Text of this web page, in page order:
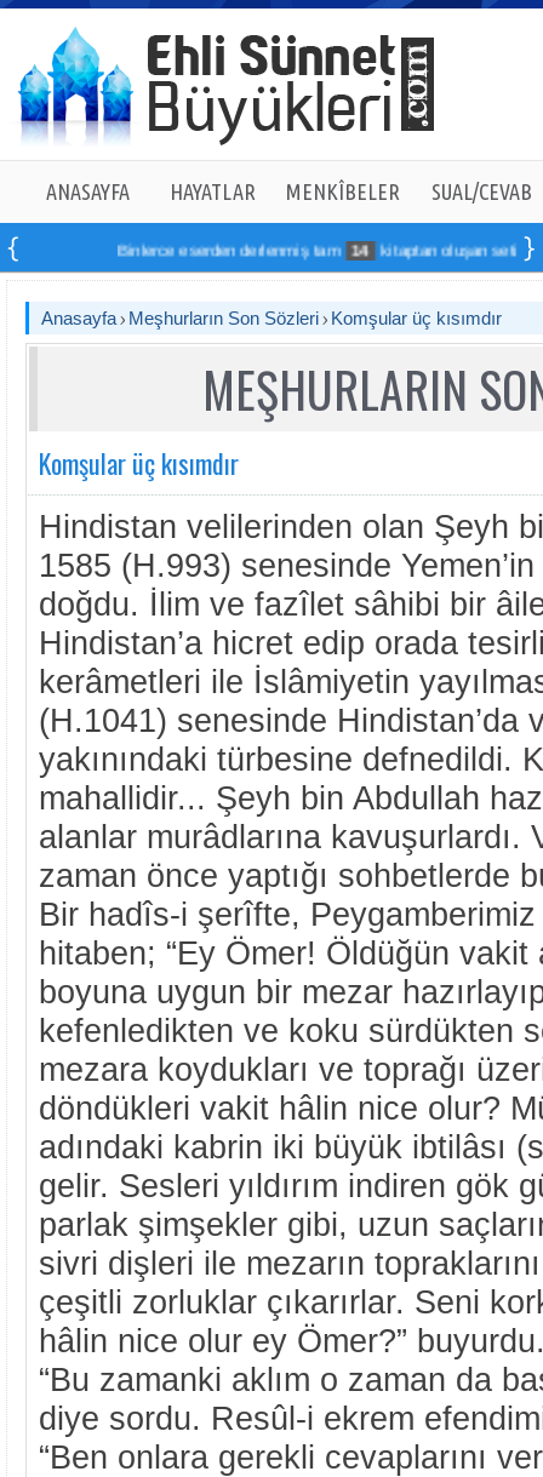
ANASAYFA HAYATLAR MENKÎBELER SUAL/CEVAB
Binlerce eserden derlenmiş tam 14 kitaptan oluşan seti online
Anasayfa Meşhurların Son Sözleri Komşular üç kısımdır
MEŞHURLARIN
Komşular üç kısımdır
Hindistan velilerinden olan Şeyh
1585 (H.993) senesinde
doğdu. İlim ve fazîlet sâhibi bir
Hindistan’a hicret edip orada
kerâmetleri ile İslâmiyetin
(H.1041) senesinde Hindistan’da
yakınındaki türbesine defnedildi.
mahallidir... Şeyh bin Abdullah
alanlar murâdlarına kavuşurlardı.
zaman önce yaptığı sohbetlerde
Bir hadîs-i şerîfte, Peygamberimiz
hitaben; “Ey Ömer! Öldüğün vakit
boyuna uygun bir mezar
kefenledikten ve koku sürdükten
mezara koydukları ve toprağı
döndükleri vakit hâlin nice olur?
adındaki kabrin iki büyük ibtilâsı
gelir. Sesleri yıldırım indiren gök
parlak şimşekler gibi, uzun
sivri dişleri ile mezarın
çeşitli zorluklar çıkarırlar. Seni
hâlin nice olur ey Ömer?”
“Bu zamanki aklım o zaman da
diye sordu. Resûl-i ekrem
“Ben onlara gerekli cevaplarını